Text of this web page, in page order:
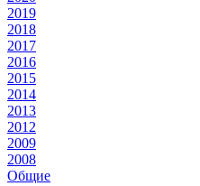
2019
2018
2017
2016
2015
2014
2013
2012
2009
2008
Общие